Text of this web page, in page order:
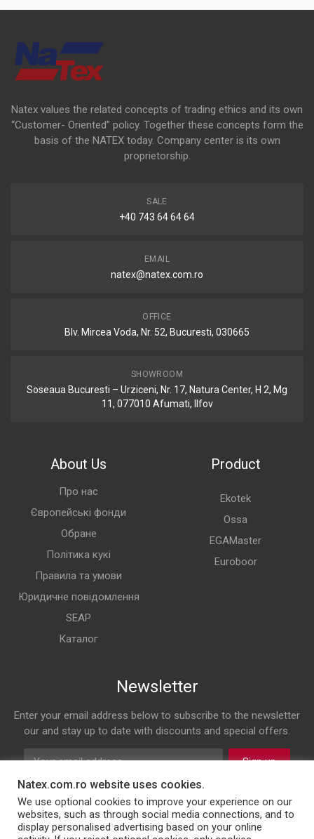
Natex values the related concepts of trading ethics and its own
“Customer- Oriented” policy. Together these concepts form the
basis of the NATEX today. Company center is its own
proprietorship.
SALE
+40 743 64 64 64
EMAIL
natex@natex.com.ro
OFFICE
Blv. Mircea Voda, Nr. 52, Bucuresti, 030665
SHOWROOM
Soseaua Bucuresti – Urziceni, Nr. 17, Natura Center, H 2, Mg
11, 077010 Afumati, Ilfov
About Us
Про нас
Європейські фонди
Обране
Політика кукі
Правила та умови
Юридичне повідомлення
SEAP
Каталог
Product
Ekotek
Ossa
EGAMaster
Euroboor
Newsletter
Enter your email address below to subscribe to the newsletter
our and stay up to date with discounts and special offers.
Sign up
Follow us on
FacebookTwitterInstagramLinkedIn
Natex.com.ro website uses cookies.
We use optional cookies to improve your experience on our
websites, such as through social media connections, and to
display personalised advertising based on your online